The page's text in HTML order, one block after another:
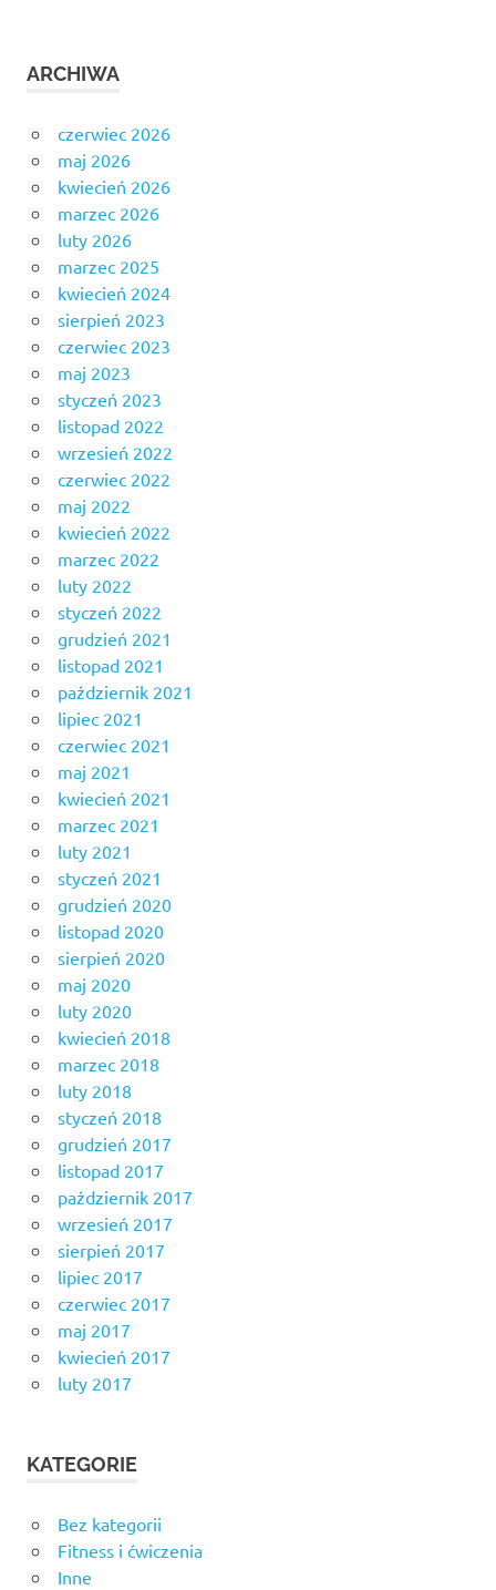
ARCHIWA
czerwiec 2026
maj 2026
kwiecień 2026
marzec 2026
luty 2026
marzec 2025
kwiecień 2024
sierpień 2023
czerwiec 2023
maj 2023
styczeń 2023
listopad 2022
wrzesień 2022
czerwiec 2022
maj 2022
kwiecień 2022
marzec 2022
luty 2022
styczeń 2022
grudzień 2021
listopad 2021
październik 2021
lipiec 2021
czerwiec 2021
maj 2021
kwiecień 2021
marzec 2021
luty 2021
styczeń 2021
grudzień 2020
listopad 2020
sierpień 2020
maj 2020
luty 2020
kwiecień 2018
marzec 2018
luty 2018
styczeń 2018
grudzień 2017
listopad 2017
październik 2017
wrzesień 2017
sierpień 2017
lipiec 2017
czerwiec 2017
maj 2017
kwiecień 2017
luty 2017
KATEGORIE
Bez kategorii
Fitness i ćwiczenia
Inne